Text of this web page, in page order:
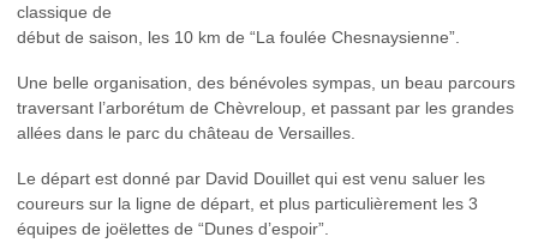
classique de
début de saison, les 10 km de “La foulée Chesnaysienne”.
Une belle organisation, des bénévoles sympas, un beau parcours
traversant l’arborétum de Chèvreloup, et passant par les grandes
allées dans le parc du château de Versailles.
Le départ est donné par David Douillet qui est venu saluer les
coureurs sur la ligne de départ, et plus particulièrement les 3
équipes de joëlettes de “Dunes d’espoir”.